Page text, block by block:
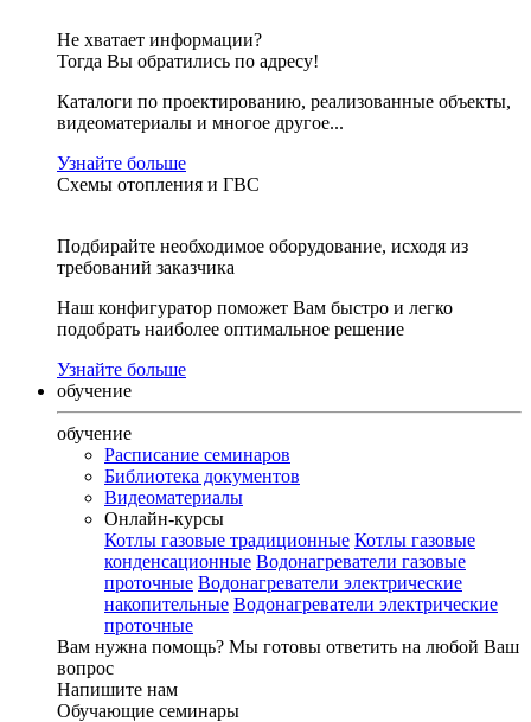
Не хватает информации?
Тогда Вы обратились по адресу!
Каталоги по проектированию, реализованные объекты,
видеоматериалы и многое другое...
Узнайте больше
Схемы отопления и ГВС
Подбирайте необходимое оборудование, исходя из
требований заказчика
Наш конфигуратор поможет Вам быстро и легко
подобрать наиболее оптимальное решение
Узнайте больше
обучение
обучение
Расписание семинаров
Библиотека документов
Видеоматериалы
Онлайн-курсы
Котлы газовые традиционные Котлы газовые
конденсационные Водонагреватели газовые
проточные Водонагреватели электрические
накопительные Водонагреватели электрические
проточные
Вам нужна помощь? Мы готовы ответить на любой Ваш
вопрос
Напишите нам
Обучающие семинары